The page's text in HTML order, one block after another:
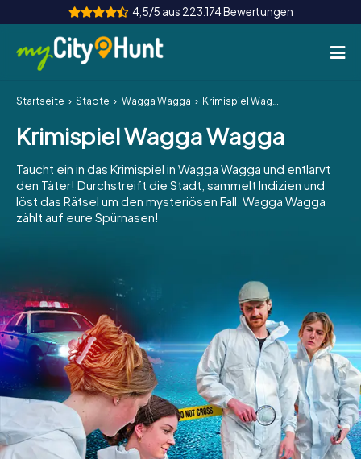
4,5/5 aus 223.174 Bewertungen
So funktioniert's
Städte
Touren
Teamevent
INT AT
ES
IE
IT
NL
Tickets buchen
Startseite Städte Wagga Wagga Krimispiel Wagga Wagga
Krimispiel Wagga Wagga
Taucht ein in das Krimispiel in Wagga Wagga und entlarvt
den Täter! Durchstreift die Stadt, sammelt Indizien und
löst das Rätsel um den mysteriösen Fall. Wagga Wagga
zählt auf eure Spürnasen!